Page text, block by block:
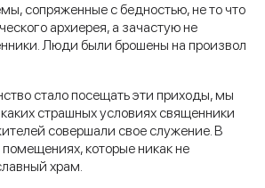
сопряженные с бедностью, не то что
архиерея, а зачастую не
Люди были брошены на произвол
стало посещать эти приходы, мы
страшных условиях священники
совершали свое служение. В
которые никак не
храм.